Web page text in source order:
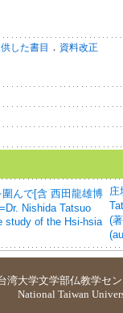
した書目 ． 資料改正
んで[含 西田龍雄博
Nishida Tatsuo
study of the Hsi-hsia
庄
(
湾大学文学部仏教学セ
National Taiwan